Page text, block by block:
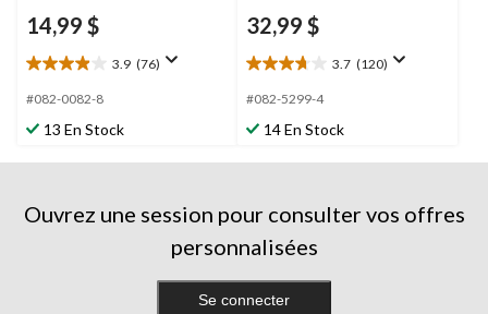
14,99 $
3.9 (76)
3.9
étoile(s)
5.
#082-0082-8
13 En Stock
32,99 $
3.7 (120)
3.7
étoile(s)
5.
#082-5299-4
14 En Stock
Ouvrez une session pour consulter vos offres
personnalisées
Se connecter